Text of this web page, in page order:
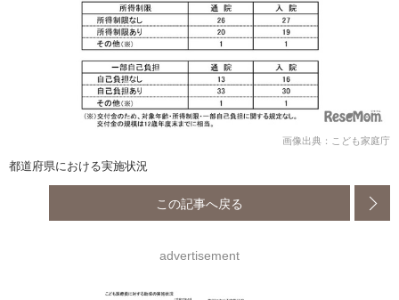
画像出典：こども家庭庁
都道府県における実施状況
この記事へ戻る
advertisement